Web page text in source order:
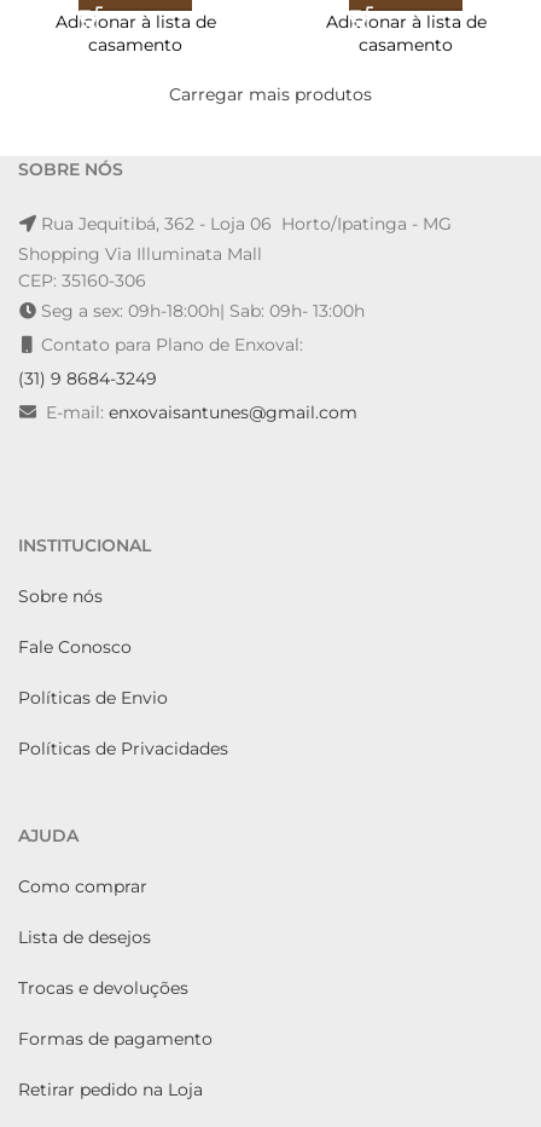
Adicionar à lista de
casamento
Adicionar à lista de
casamento
Carregar mais produtos
SOBRE NÓS
Rua Jequitibá, 362 - Loja 06 Horto/Ipatinga - MG
Shopping Via Illuminata Mall
CEP: 35160-306
Seg a sex: 09h-18:00h| Sab: 09h- 13:00h
Contato para Plano de Enxoval:
(31) 9 8684-3249
E-mail: enxovaisantunes@gmail.com
INSTITUCIONAL
Sobre nós
Fale Conosco
Políticas de Envio
Políticas de Privacidades
AJUDA
Como comprar
Lista de desejos
Trocas e devoluções
Formas de pagamento
Retirar pedido na Loja